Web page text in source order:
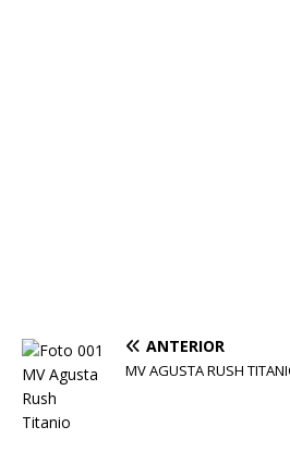
ANTERIOR
MV AGUSTA RUSH